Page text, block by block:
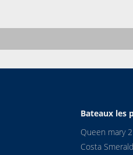
sur des destinations rares.
Bateaux les
Queen mary 2
Costa